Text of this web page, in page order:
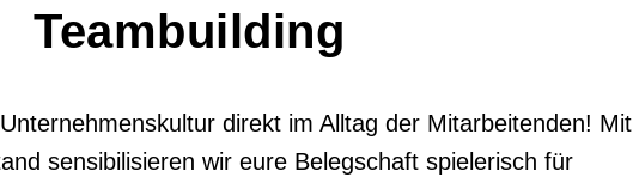
Teambuilding
direkt im Alltag der Mitarbeitenden! Mit
sensibilisieren wir eure Belegschaft spielerisch für